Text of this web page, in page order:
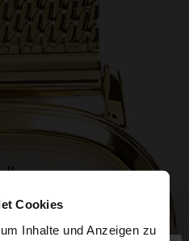
Cookies
Inhalte und Anzeigen zu